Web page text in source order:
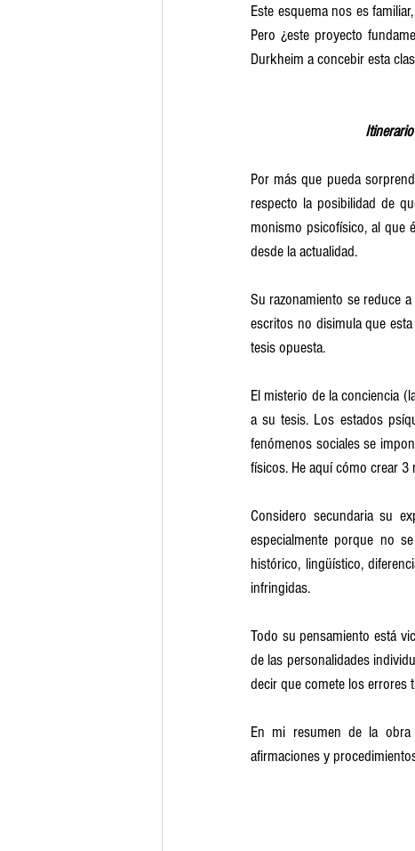
Este esquema nos es
Pero ¿este proyecto
Durkheim a concebir esta
Por más que pueda
respecto la posibilidad de
monismo psicofísico, al que
desde la actualidad.
Su razonamiento se reduce
escritos no disimula que
tesis opuesta.
El misterio de la conciencia
a su tesis. Los estados
fenómenos sociales se
físicos. He aquí cómo crear
Considero secundaria su
especialmente porque no
histórico, lingüístico,
infringidas.
Todo su pensamiento está
de las personalidades
decir que comete los errores
En mi resumen de la obra
afirmaciones y